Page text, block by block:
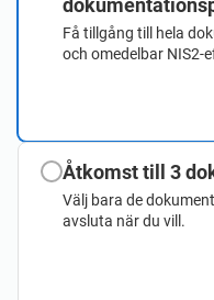
Få tillgång till hela
och omedelbar NIS2-
Åtkomst till 3
Välj bara de
avsluta när du vill.